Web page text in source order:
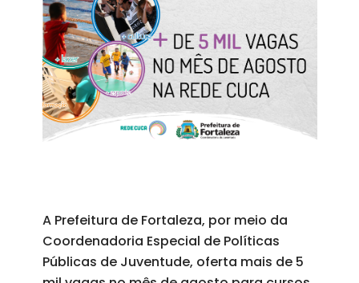
A Prefeitura de Fortaleza, por meio da
Coordenadoria Especial de Políticas
Públicas de Juventude, oferta mais de 5